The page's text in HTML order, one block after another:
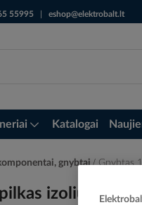
55995 eshop@elektrobalt.lt
Katalogai
gnybtai Gnybtas
izoliuotas